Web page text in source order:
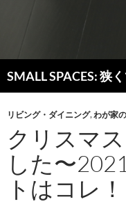
SMALL SPACES: 狭
索
テ
ン
ツ
へ
ス
リビング・ダイニング,わが家
クリスマ
した〜
トはコレ！